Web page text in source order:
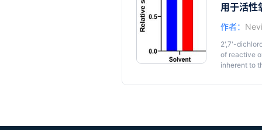
用于活性
作者：
2',7'-
of reactive
inherent to
based